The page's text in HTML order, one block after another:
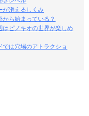
が消えるしくみ
から始まっている？
はピノキオの世界が楽しめ
では穴場のアトラクショ